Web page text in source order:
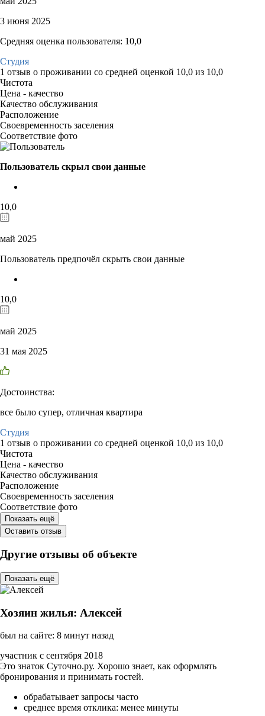
3 июня 2025
Средняя оценка пользователя: 10,0
Студия
1 отзыв о проживании со средней оценкой 10,0 из 10,0
Чистота
Цена - качество
Качество обслуживания
Расположение
Своевременность заселения
Соответствие фото
Пользователь скрыл свои данные
10,0
май 2025
Пользователь предпочёл скрыть свои данные
10,0
май 2025
31 мая 2025
Достоинства:
все было супер, отличная квартира
Студия
1 отзыв о проживании со средней оценкой 10,0 из 10,0
Чистота
Цена - качество
Качество обслуживания
Расположение
Своевременность заселения
Соответствие фото
Показать ещё
Оставить отзыв
Другие отзывы об объекте
Показать ещё
Хозяин жилья: Алексей
был на сайте: 8 минут назад
участник с сентября 2018
Это знаток Суточно.ру. Хорошо знает, как оформлять
бронирования и принимать гостей.
обрабатывает запросы часто
среднее время отклика: менее минуты